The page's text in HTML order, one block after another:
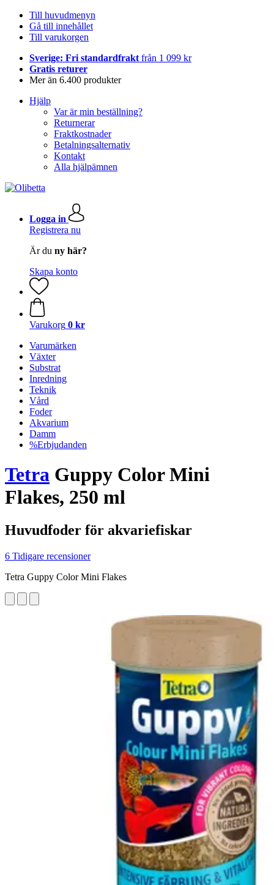
Till huvudmenyn
Gå till innehållet
Till varukorgen
Sverige: Fri standardfrakt från 1 099 kr
Gratis returer
Mer än 6.400 produkter
Hjälp
Var är min beställning?
Returnerar
Fraktkostnader
Betalningsalternativ
Kontakt
Alla hjälpämnen
Logga in
Registrera nu
Är du ny här?
Skapa konto
Varukorg 0 kr
Varumärken
Växter
Substrat
Inredning
Teknik
Vård
Foder
Akvarium
Damm
%Erbjudanden
Tetra Guppy Color Mini
Flakes, 250 ml
Huvudfoder för akvariefiskar
6 Tidigare recensioner
Tetra Guppy Color Mini Flakes